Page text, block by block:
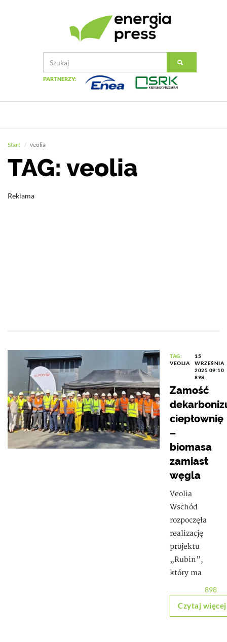
PARTNERZY:
Start veolia
TAG: veolia
Reklama
TAG:
VEOLIA
15
WRZEŚNIA
2025 09:10
898
Zamość
ciepłownię
–
biomasa
zamiast
węgla
Veolia
Wschód
rozpoczęła
realizację
projektu
„Rubin”,
który ma
898
Czytaj więcej